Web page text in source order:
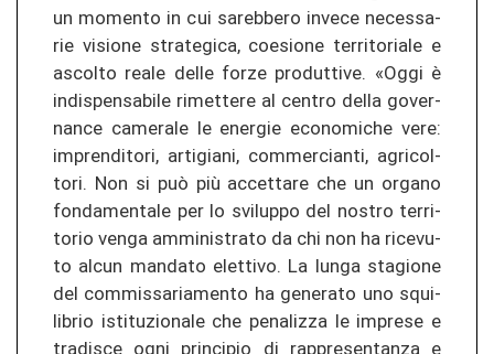
un mo­men­to in cui sa­reb­be­ro in­ve­ce ne­ces­sa­
rie vi­sio­ne stra­te­gi­ca, coe­sio­ne ter­ri­to­ria­le e
as­col­to reale delle forze pro­d­ut­ti­ve. «Oggi è
in­dis­pen­sa­bi­le ri­met­te­re al cen­tro della go­ver­
nan­ce ca­me­ra­le le ener­gie eco­no­mi­che vere:
im­pren­di­to­ri, ar­ti­gi­a­ni, com­mer­cian­ti, agri­col­
to­ri. Non si può più ac­cet­ta­re che un or­ga­no
fon­d­amen­ta­le per lo svi­lup­po del nos­tro ter­ri­
to­rio venga am­mi­nis­tra­to da chi non ha ri­ce­vu­
to alcun man­da­to elet­ti­vo. La lunga stagio­ne
del com­mis­sa­ria­men­to ha ge­ne­ra­to uno squi­
li­brio is­ti­tu­zio­na­le che pe­na­li­z­za le im­pre­se e
tra­dis­ce ogni prin­ci­pio di rap­pre­sen­tan­za e